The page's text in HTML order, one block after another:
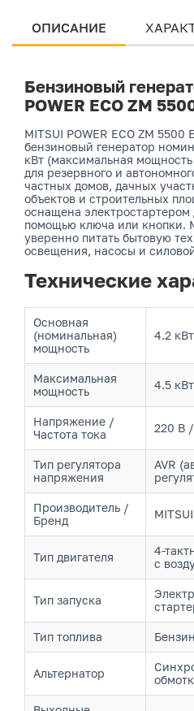
ОПИСАНИЕ
Бензиновый
POWER ECO ZM
MITSUI POWER ECO ZM
бензиновый генератор
кВт (максимальная
для резервного и
частных домов, дачных
объектов и строительных
оснащена электростартером
помощью ключа или кнопки.
уверенно питать бытовую
освещения, насосы и
Технические
Основная
(номинальная)
мощность
4.2 кВт
Максимальная
мощность
4.5 кВт
Напряжение /
Частота тока
220 В /
Тип регулятора
напряжения
AVR
Производитель /
Бренд
Тип двигателя
4-
с
Тип запуска
Тип топлива
Альтернатор